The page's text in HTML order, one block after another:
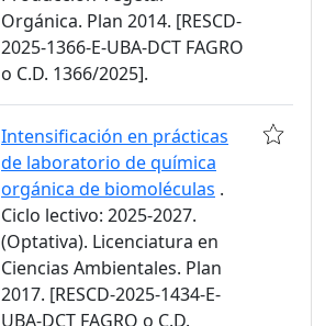
Orgánica. Plan 2014. [RESCD-
2025-1366-E-UBA-DCT FAGRO
o C.D. 1366/2025].
Intensificación en prácticas
de laboratorio de química
orgánica de biomoléculas .
Ciclo lectivo: 2025-2027.
(Optativa). Licenciatura en
Ciencias Ambientales. Plan
2017. [RESCD-2025-1434-E-
UBA-DCT FAGRO o C.D.